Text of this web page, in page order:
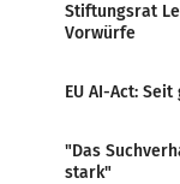
Stiftungsrat
Vorwürfe
EU AI-Act:
"Das
stark"